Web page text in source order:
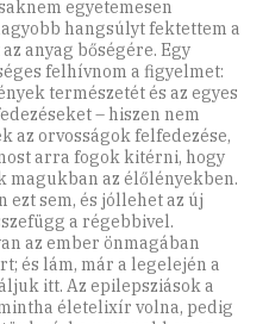
egyetemesen
hangsúlyt fektettem a
anyag bőségére. Egy
felhívnom a figyelmet:
természetét és az egyes
– hiszen nem
az orvosságok felfedezése,
arra fogok kitérni, hogy
az élőlényekben.
ezt sem, és jóllehet az új
a régebbivel.
az ember önmagában
és lám, már a legelején a
itt. Az epilepsziások a
életelixír volna, pedig